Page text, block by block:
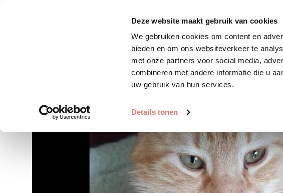
Deze website maakt gebruik van cookies
We gebruiken cookies om content en
bieden en om ons websiteverkeer te
met onze partners voor social media,
combineren met andere informatie die u
uw gebruik van hun services.
Details tonen
Zoek huisdier Plaats huisdier